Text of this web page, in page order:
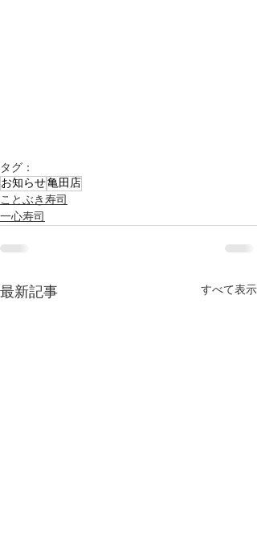
タグ：
お知らせ亀田店
ことぶき寿司
一心寿司
最新記事 すべて表示